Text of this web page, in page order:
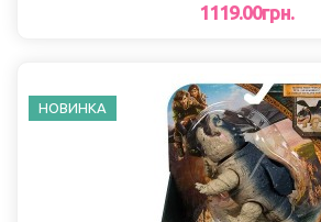
1119.00грн.
НОВИНКА